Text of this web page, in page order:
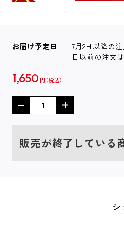
お届け予定日
7月2日以降の
日以前の注文
1,650 円
販売が終了している
シ